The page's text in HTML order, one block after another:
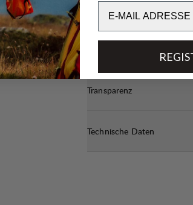
Transparenz
Technische Daten